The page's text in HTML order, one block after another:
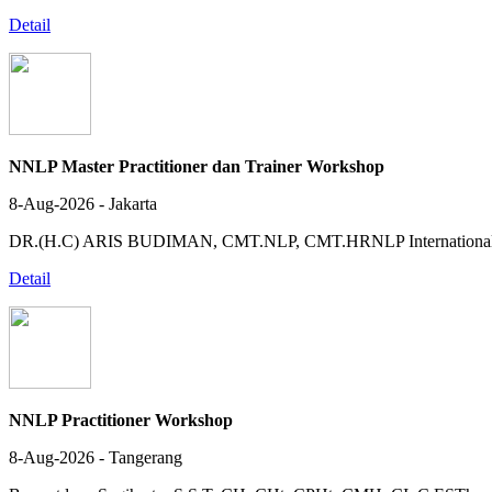
Detail
NNLP Master Practitioner dan Trainer Workshop
8-Aug-2026 - Jakarta
DR.(H.C) ARIS BUDIMAN, CMT.NLP, CMT.HRNLP
Detail
NNLP Practitioner Workshop
8-Aug-2026 - Tangerang